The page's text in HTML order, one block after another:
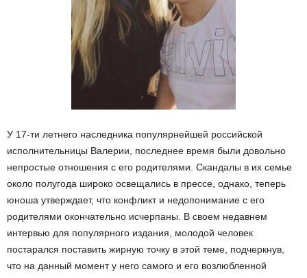
У 17-ти летнего наследника популярнейшей российской
исполнительницы Валерии, последнее время были довольно
непростые отношения с его родителями. Скандалы в их семье
около полугода широко освещались в прессе, однако, теперь
юноша утверждает, что конфликт и недопонимание с его
родителями окончательно исчерпаны. В своем недавнем
интервью для популярного издания, молодой человек
постарался поставить жирную точку в этой теме, подчеркнув,
что на данный момент у него самого и его возлюбленной